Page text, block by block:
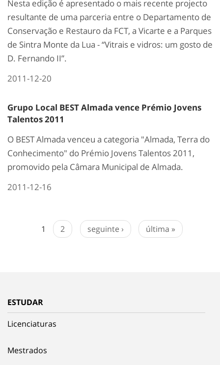
Nesta edição é apresentado o mais recente projecto
resultante de uma parceria entre o Departamento de
Conservação e Restauro da FCT, a Vicarte e a Parques
de Sintra Monte da Lua - “Vitrais e vidros: um gosto de
D. Fernando II”.
2011-12-20
Grupo Local BEST Almada vence Prémio Jovens
Talentos 2011
O BEST Almada venceu a categoria "Almada, Terra do
Conhecimento" do Prémio Jovens Talentos 2011,
promovido pela Câmara Municipal de Almada.
2011-12-16
1 2 seguinte › última »
ESTUDAR
Licenciaturas
Mestrados